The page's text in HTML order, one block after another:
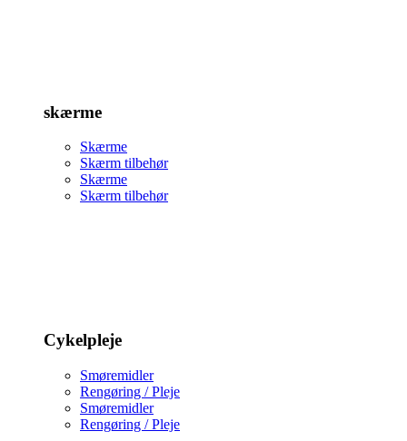
skærme
Skærme
Skærm tilbehør
Skærme
Skærm tilbehør
Cykelpleje
Smøremidler
Rengøring / Pleje
Smøremidler
Rengøring / Pleje